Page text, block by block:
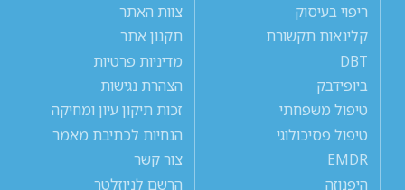
ריפוי בעיסוק
קלינאות תקשורת
DBT
ביופידבק
טיפול משפחתי
טיפול פסיכולוגי
EMDR
היפנוזה
צוות האתר
תקנון אתר
מדיניות פרטיות
הצהרת נגישות
זכות תיקון עיון ומחיקה
הנחיות לכתיבת מאמר
צור קשר
הרשם לניוזלטר